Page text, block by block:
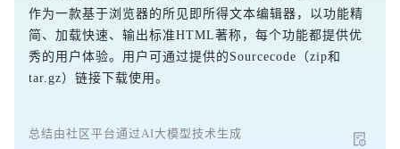
作为一款基于浏览器的所见即所得文本编辑器，以功能精
简、加载快速、输出标准HTML著称，每个功能都提供优
秀的用户体验。用户可通过提供的Sourcecode（zip和
tar.gz）链接下载使用。
总结由社区平台通过AI大模型技术生成